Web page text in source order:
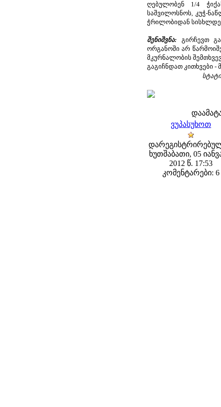
ღებულობენ 1/4
საშვილოსნოს, კუჭ-
ჭრილობიდან
შენიშვნა: გირჩევთ
ორგანოში არ
მკურნალობის
გაგიჩნდათ კითხვები -
ვუპასუხოთ
ხუთშაბათი, 05
2012 წ. 17:53
კომენტარები: 6